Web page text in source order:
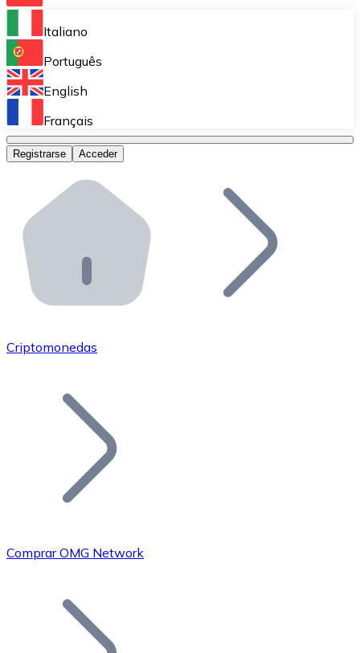
Bitnovo Ramp
Integra nuestra solución en tu plataforma.
Bitnovo Giftcards
Bitnovo OTC
Bitnovo ATM
Integra un ATM Bitnovo en tu negocio y permite que
Bitnovo API
Integra nuestra API en tu ecosistema.
Únete a nuestra red de distribuidores.
Añade tu proyecto a nuestro ecosistema.
Bitcoin
Italiano
Português
English
Français
Registrarse Acceder
Criptomonedas
Comprar OMG Network